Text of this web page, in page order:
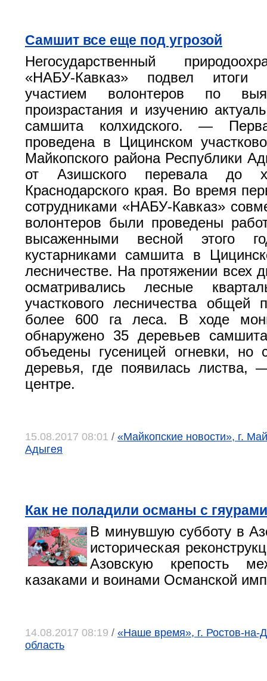
Самшит все еще под угрозой
Негосударственный
«НАБУ-Кавказ» подвел итоги
участием волонтеров по
произрастания и изучению
самшита колхидского. —
проведена в Цицинском
Майкопского района Республики
от Азишского перевала до
Краснодарского края. Во время
сотрудниками «НАБУ-Кавказ»
волонтеров были проведены
высаженными весной этого
кустарниками самшита в
лесничестве. На протяжении всех
осматривались лесные
участкового лесничества общей
более 600 га леса. В ходе
обнаружено 35 деревьев
объедены гусеницей огневки, но
деревья, где появилась листва,
центре.
15.08.2017 08:01 / «Майкопские новости», г.
Адыгея
Как не поладили османы с гяурами
В минувшую субботу в
историческая
Азовскую крепость
казаками и воинами Османской
14.08.2017 08:19 / «Наше время», г. Ростов-на-
область